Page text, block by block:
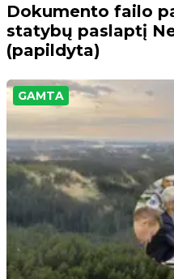
Dokumento failo
statybų paslaptį
(papildyta)
GAMTA